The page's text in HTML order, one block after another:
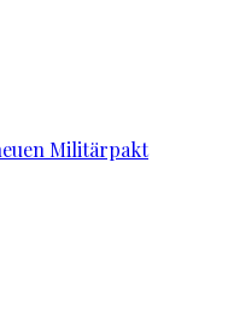
Militärpakt